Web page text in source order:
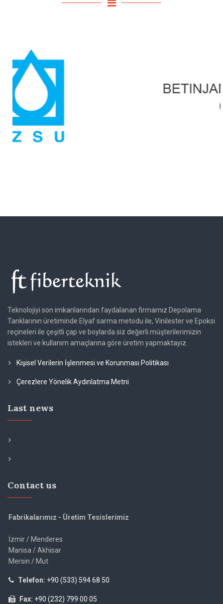
Teknolojiyi son imkanlarından faydalanan firmamız Depolama
Tanklarının üretiminde Elyaf sarma metodu ile, Vinilester ve Epoksi
reçineleri ile çeşitli çap ve boylarda siz değerli müşterilerimizin
istekleri ve kullanım amaçlarına göre üretim yapmaktayız.
Kişisel Verilerin İşlenmesi ve Korunması Politikası
Çerezlere Yönelik Aydınlatma Metni
Last news
Contact us
Fabrikalarımız - Üretim Tesislerimiz
İzmir / Menderes
Manisa / Akhisar
Mersin / Mut
Telefon: +90 (533) 594 68 50
Fax: +90 (232) 799 00 05